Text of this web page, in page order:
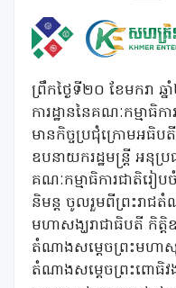
ព្រឹកថ្ងៃទី២០ ខែមករា
ការដ្ឋាននៃគណៈកម្មាធិ
មានកិច្ចប្រជុំក្រោមអធិ
ឧបនាយករដ្ឋមន្ត្រី អនុប្
គណៈកម្មាធិការជាតិរៀ
និមន្ត ចូលរួមពីព្រះរាជ
មហាសង្ឃរាជាធិបតី កិត្តិ
តំណាងសម្តេចព្រះមហា
តំណាងសម្តេចព្រះពោធិ